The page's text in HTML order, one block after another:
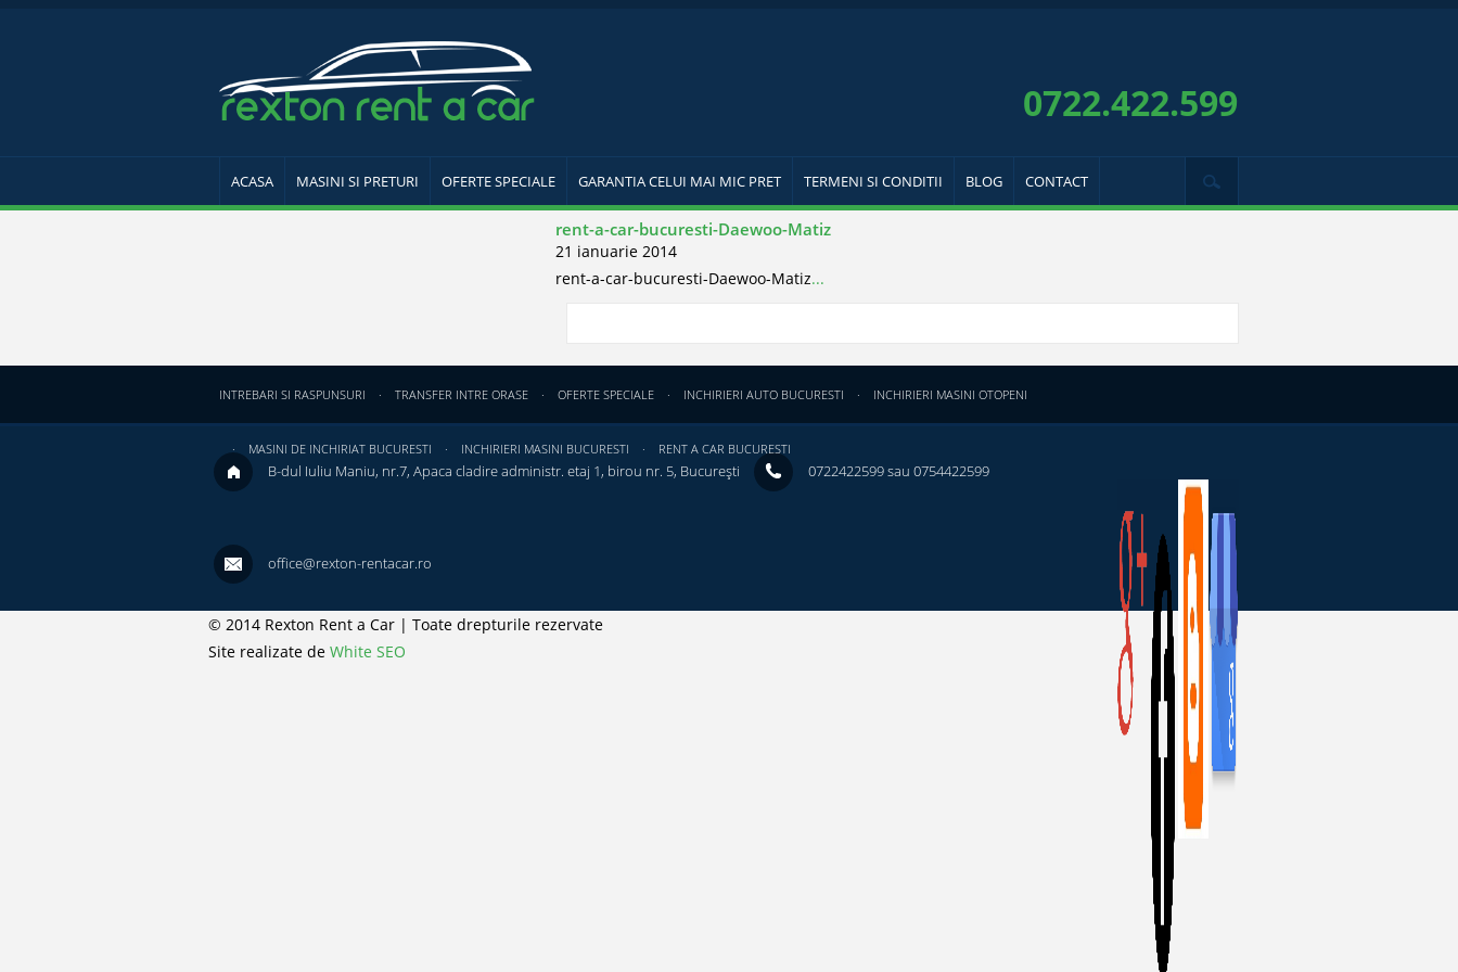
0722.422.599
ACASA MASINI SI PRETURI OFERTE SPECIALE GARANTIA CELUI MAI MIC PRET TERMENI SI CONDITII BLOG CONTACT
rent-a-car-bucuresti-Daewoo-Matiz
21 ianuarie 2014
rent-a-car-bucuresti-Daewoo-Matiz...
INTREBARI SI RASPUNSURI TRANSFER INTRE ORASE OFERTE SPECIALE INCHIRIERI AUTO BUCURESTI INCHIRIERI MASINI OTOPENI
MASINI DE INCHIRIAT BUCURESTI INCHIRIERI MASINI BUCURESTI RENT A CAR BUCURESTI
B-dul Iuliu Maniu, nr.7, Apaca cladire administr. etaj 1, birou nr. 5, București ‎ 0722422599 sau 0754422599
office@rexton-rentacar.ro
© 2014 Rexton Rent a Car | Toate drepturile rezervate
Site realizate de White SEO